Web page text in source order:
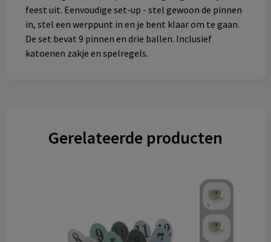
feest uit. Eenvoudige set-up - stel gewoon de pinnen
in, stel een werppunt in en je bent klaar om te gaan.
De set bevat 9 pinnen en drie ballen. Inclusief
katoenen zakje en spelregels.
Gerelateerde producten